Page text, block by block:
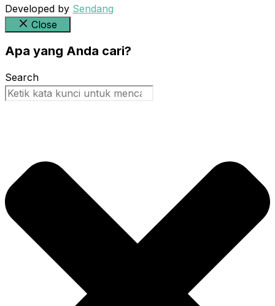
Developed by Sendang
Close
Apa yang Anda cari?
Search